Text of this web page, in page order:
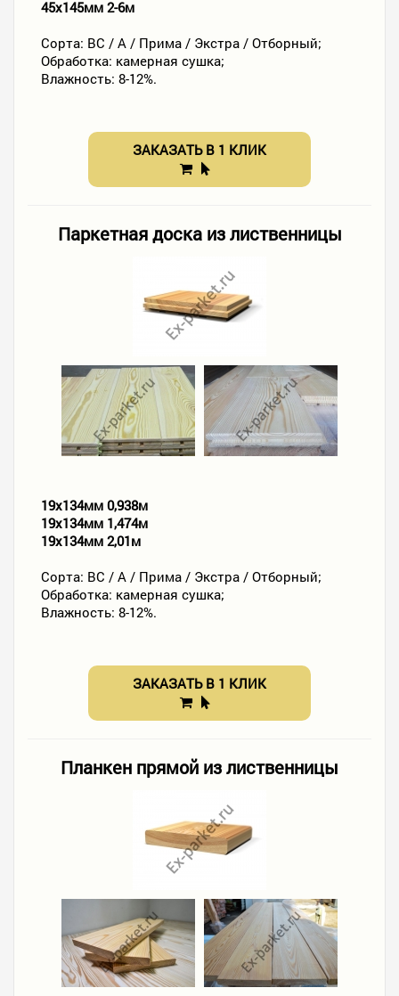
45х145мм 2-6м
Сорта: ВС / А / Прима / Экстра / Отборный;
Обработка: камерная сушка;
Влажность: 8-12%.
ЗАКАЗАТЬ В 1 КЛИК
Паркетная доска из лиственницы
19х134мм 0,938м
19х134мм 1,474м
19х134мм 2,01м
Сорта: ВС / А / Прима / Экстра / Отборный;
Обработка: камерная сушка;
Влажность: 8-12%.
ЗАКАЗАТЬ В 1 КЛИК
Планкен прямой из лиственницы